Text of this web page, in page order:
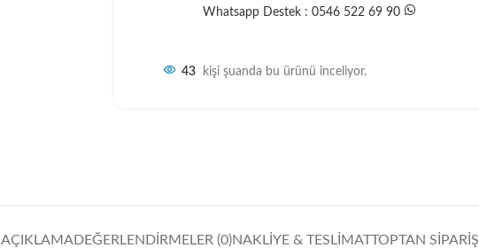
Whatsapp Destek : 0546 522 69 90
43 kişi şuanda bu ürünü inceliyor.
AÇIKLAMA DEĞERLENDIRMELER (0)NAKLIYE & TESLIMATTOPTAN SIPARIŞ